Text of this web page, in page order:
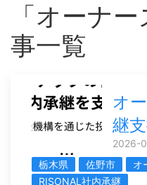
「オーナ
事一覧
オ
継
2026-
栃木県
佐野市 オ
RISONAL社内承継